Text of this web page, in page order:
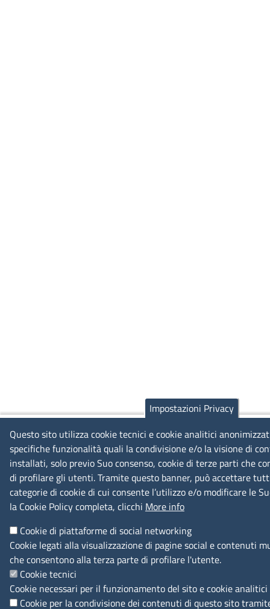
Impostazioni Privacy
Questo sito utilizza cookie tecnici e cookie analitici
specifiche funzionalità quali la condivisione e/o la visione di
installati, solo previo Suo consenso, cookie di terze parti che
di profilare gli utenti. Tramite questo banner, può accettare
categorie di cookie di cui consente l’utilizzo e/o modificare le
la Cookie Policy completa, clicchi More info
Cookie di piattaforme di social networking
Cookie legati alla visualizzazione di pagine social e contenuti
che consentono alla terza parte di profilare l'utente.
Cookie tecnici
Cookie necessari per il funzionamento del sito e cookie
Cookie per la condivisione dei contenuti di questo sito